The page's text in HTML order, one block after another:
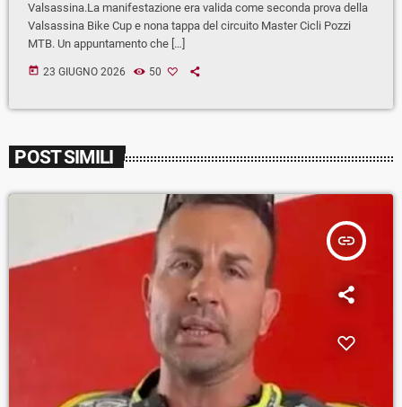
Valsassina.La manifestazione era valida come seconda prova della
Valsassina Bike Cup e nona tappa del circuito Master Cicli Pozzi
MTB. Un appuntamento che […]
today 23 GIUGNO 2026 50
POST SIMILI
insert_link